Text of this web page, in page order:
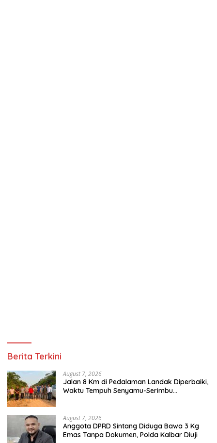
Berita Terkini
August 7, 2026
Jalan 8 Km di Pedalaman Landak Diperbaiki,
Waktu Tempuh Senyamu-Serimbu
August 7, 2026
Anggota DPRD Sintang Diduga Bawa 3 Kg
Emas Tanpa Dokumen, Polda Kalbar Diuji